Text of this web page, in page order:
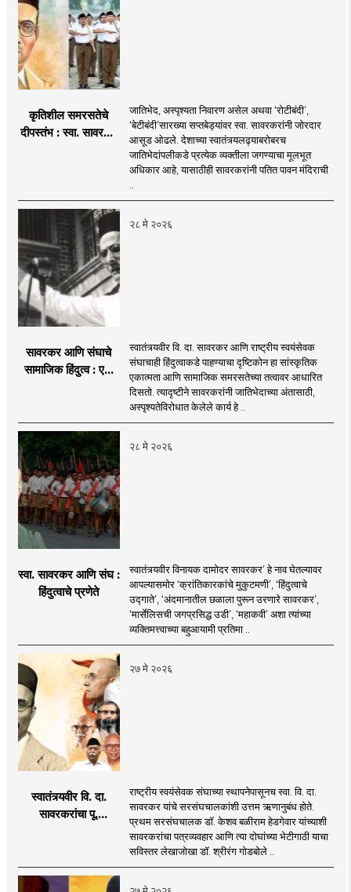
कृतिशील समरसतेचे
दीपस्तंभ : स्वा. सावरकर
जातिभेद, अस्पृश्यता निवारण असेल अथवा ‘रोटीबंदी’,
‘बेटीबंदी’सारख्या सप्तबेड्यांवर स्वा. सावरकरांनी जोरदार
आसूड ओढले. देशाच्या स्वातंत्र्यलढ्याबरोबरच
जातिभेदांपलीकडे प्रत्येक व्यक्तीला जगण्याचा मूलभूत
अधिकार आहे, यासाठीही सावरकरांनी पतित पावन मंदिराची
२८ मे २०२६
सावरकर आणि संघाचे
सामाजिक हिंदुत्व : एक
स्वातंत्र्यवीर वि. दा. सावरकर आणि राष्ट्रीय स्वयंसेवक
संघाचाही हिंदुत्वाकडे पाहण्याचा दृष्टिकोन हा सांस्कृतिक
एकात्मता आणि सामाजिक समरसतेच्या तत्वावर आधारित
दिसतो. त्यादृष्टीने सावरकरांनी जातिभेदाच्या अंतासाठी,
अस्पृश्यतेविरोधात केलेले कार्य हे ..
२८ मे २०२६
स्वा. सावरकर आणि संघ :
हिंदुत्वाचे प्रणेते
स्वातंत्र्यवीर विनायक दामोदर सावरकर’ हे नाव घेतल्यावर
आपल्यासमोर ‘क्रांतिकारकांचे मुकुटमणी’, ‘हिंदुत्वाचे
उद्गाते’, ‘अंदमानातील छळाला पुरून उरणारे सावरकर’,
‘मार्सेलिसची जगप्रसिद्ध उडी’, ‘महाकवी’ अशा त्यांच्या
व्यक्तिमत्त्वाच्या बहुआयामी प्रतिमा ..
२७ मे २०२६
स्वातंत्र्यवीर वि. दा.
सावरकरांचा पू.
राष्ट्रीय स्वयंसेवक संघाच्या स्थापनेपासूनच स्वा. वि. दा.
सावरकर यांचे सरसंघचालकांशी उत्तम ऋणानुबंध होते.
प्रथम सरसंघचालक डॉ. केशव बळीराम हेडगेवार यांच्याशी
सावरकरांचा पत्रव्यवहार आणि त्या दोघांच्या भेटीगाठी याचा
सविस्तर लेखाजोखा डॉ. श्रीरंग गोडबोले ..